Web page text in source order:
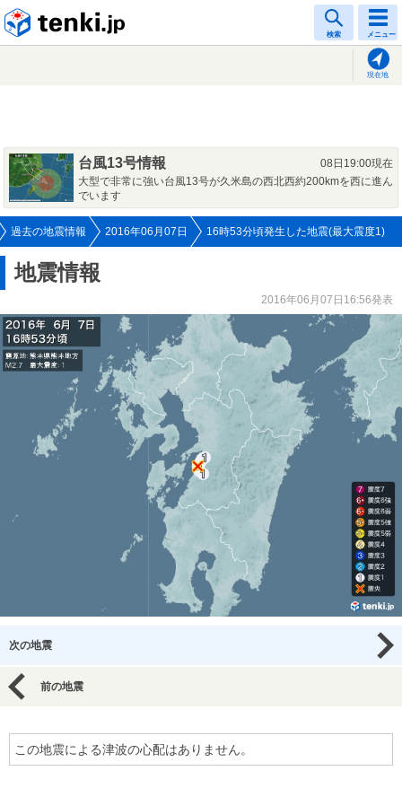
検索 メニュー
現在地
台風13号情報
08日19:00現在
大型で非常に強い台風13号が久米島の西北西約200kmを西に進ん
でいます
過去の地震情報 2016年06月07日 16時53分頃発生した地震(最大震度1)
地震情報
2016年06月07日16:56発表
次の地震
前の地震
この地震による津波の心配はありません。